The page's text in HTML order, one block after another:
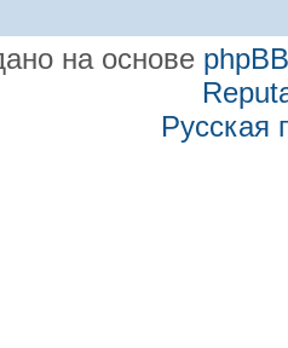
на основе phpBB
Русская